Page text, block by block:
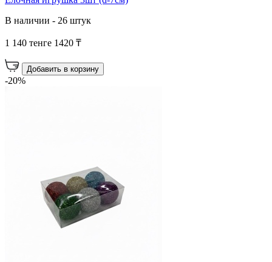
В наличии - 26 штук
1 140 тенге 1420 ₸
Добавить в корзину
-20%